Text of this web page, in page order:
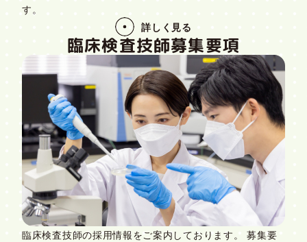
す。
詳しく見る
臨床検査技師募集要項
臨床検査技師の採用情報をご案内しております。 募集要